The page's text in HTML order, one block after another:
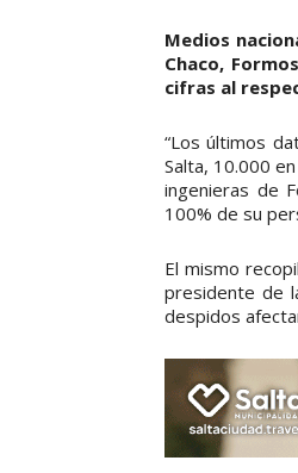
Medios
Chaco,
cifras al
“Los últimos
Salta, 10.000
ingenieras de
100% de su
El mismo
presidente de
despidos